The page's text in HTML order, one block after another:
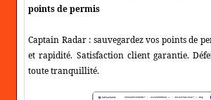
points de permis
Captain Radar : sauvegardez vos points de
et rapidité. Satisfaction client garantie.
toute tranquillité.